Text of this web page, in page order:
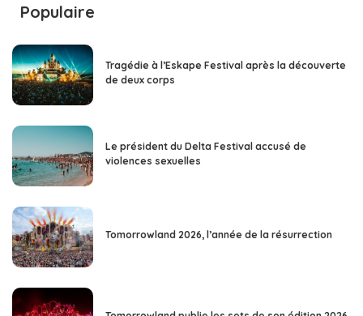
Populaire
Tragédie à l’Eskape Festival après la découverte
de deux corps
Le président du Delta Festival accusé de
violences sexuelles
Tomorrowland 2026, l’année de la résurrection